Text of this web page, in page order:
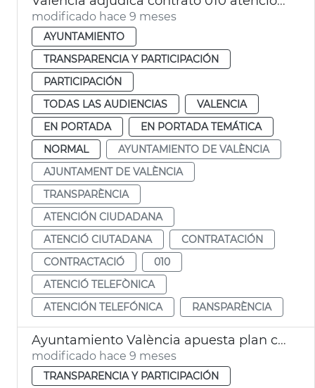
modificado hace 9 meses
AYUNTAMIENTO
TRANSPARENCIA Y PARTICIPACIÓN
PARTICIPACIÓN
TODAS LAS AUDIENCIAS
VALENCIA
EN PORTADA
EN PORTADA TEMÁTICA
NORMAL
AYUNTAMIENTO DE VALÈNCIA
AJUNTAMENT DE VALÈNCIA
TRANSPARÈNCIA
ATENCIÓN CIUDADANA
ATENCIÓ CIUTADANA
CONTRATACIÓN
CONTRACTACIÓ
010
ATENCIÓ TELEFÒNICA
ATENCIÓN TELEFÓNICA
RANSPARÈNCIA
Ayuntamiento València apuesta plan comunicación clara
modificado hace 9 meses
TRANSPARENCIA Y PARTICIPACIÓN